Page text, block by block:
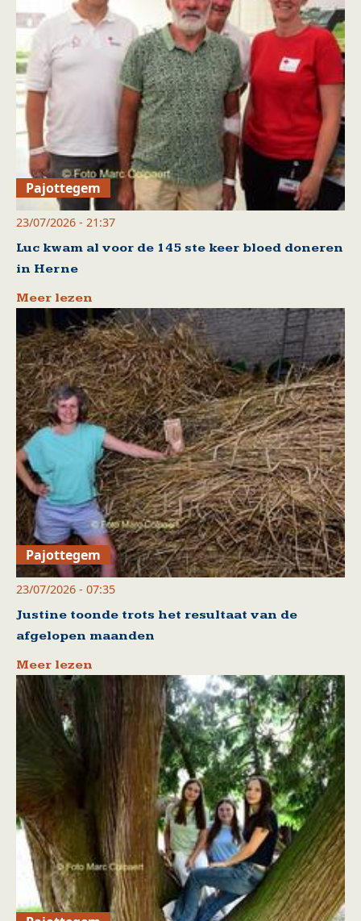
Pajottegem
23/07/2026 - 21:37
Luc kwam al voor de 145 ste keer bloed doneren
in Herne
Meer lezen
Pajottegem
23/07/2026 - 07:35
Justine toonde trots het resultaat van de
afgelopen maanden
Meer lezen